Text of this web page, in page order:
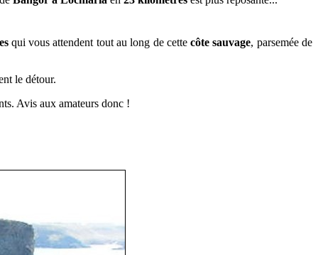
qui vous attendent tout au long de cettecôte sauvage, parsemée de
le détour.
Avis aux amateurs donc !